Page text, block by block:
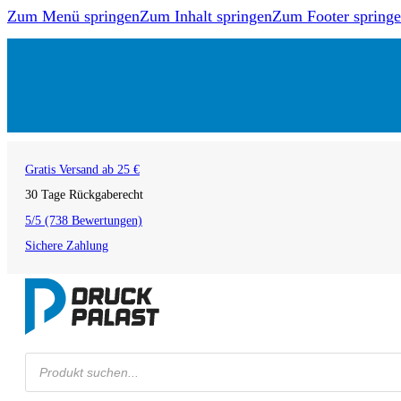
Zum Menü springenZum Inhalt springenZum Footer
Gratis Versand ab 25 €
30 Tage Rückgaberecht
5/5 (738 Bewertungen)
Sichere Zahlung
Products
search